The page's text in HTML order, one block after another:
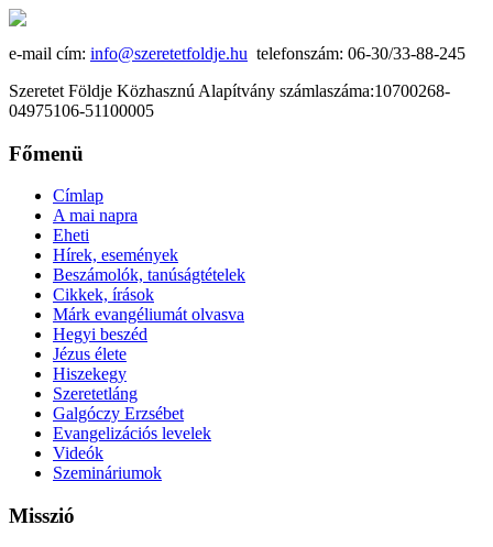
e-mail cím: info@szeretetfoldje.hu telefonszám: 06-30/33-88-245
Szeretet Földje Közhasznú Alapítvány számlaszáma:10700268-
04975106-51100005
Főmenü
Címlap
A mai napra
Eheti
Hírek, események
Beszámolók, tanúságtételek
Cikkek, írások
Márk evangéliumát olvasva
Hegyi beszéd
Jézus élete
Hiszekegy
Szeretetláng
Galgóczy Erzsébet
Evangelizációs levelek
Videók
Szemináriumok
Misszió